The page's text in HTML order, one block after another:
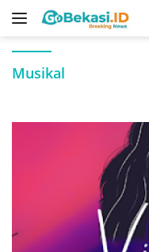
Langsung
Musikal